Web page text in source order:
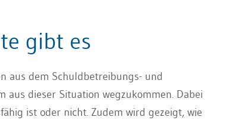
gibt es
aus dem Schuldbetreibungs- und
dieser Situation wegzukommen. Dabei
ist oder nicht. Zudem wird gezeigt, wie